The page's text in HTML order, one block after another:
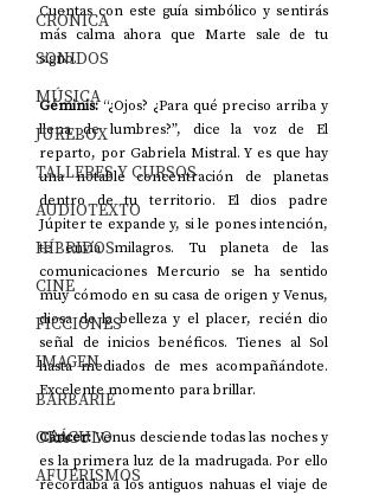
CRÓNICA
SONIDOS
MÚSICA
JUKEBOX
TALLERES Y CURSOS
AUDIOTEXTO
HÍBRIDOS
CINE
FICCIONES
IMAGEN
BARBARIE
ORÁCULO
AFUERISMOS
Cuentas con este guía simbólico y sentirás
más calma ahora que Marte sale de tu
signo.
Géminis: “¿Ojos? ¿Para qué preciso arriba y
llena de lumbres?”, dice la voz de El
reparto, por Gabriela Mistral. Y es que hay
una notable concentración de planetas
dentro de tu territorio. El dios padre
Júpiter te expande y, si le pones intención,
te envía milagros. Tu planeta de las
comunicaciones Mercurio se ha sentido
muy cómodo en su casa de origen y Venus,
diosa de la belleza y el placer, recién dio
señal de inicios benéficos. Tienes al Sol
hasta mediados de mes acompañándote.
Excelente momento para brillar.
Cáncer: Venus desciende todas las noches y
es la primera luz de la madrugada. Por ello
recordaba a los antiguos nahuas el viaje de